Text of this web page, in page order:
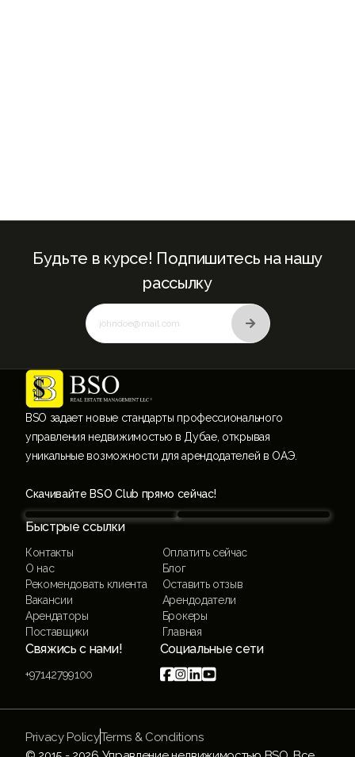
BSO задает новые стандарты профессионального
управления недвижимостью в Дубае, открывая
уникальные возможности для арендодателей в ОАЭ.
Скачивайте BSO Club прямо сейчас!
Быстрые ссылки
Контакты
Оплатить сейчас
О нас
Блог
Рекомендовать клиента
Оставить отзыв
Вакансии
Арендодатели
Арендаторы
Брокеры
Поставщики
Главная
Свяжись с нами!
+97142799100
Социальные сети

Будьте в курсе! Подпишитесь на нашу
рассылку
Privacy PolicyTerms & Conditions